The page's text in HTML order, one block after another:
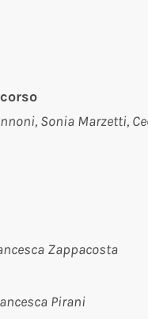
Sonia Marzetti,
Zappacosta
Pirani